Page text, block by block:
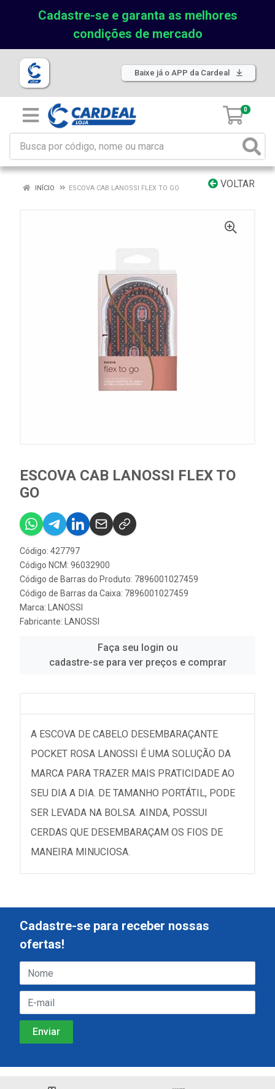
Cadastre-se e garanta as melhores
condições de mercado
Baixe já o APP da Cardeal
0
VOLTAR
INÍCIO ESCOVA CAB LANOSSI FLEX TO GO
ESCOVA CAB LANOSSI FLEX TO
GO
Código: 427797
Código NCM: 96032900
Código de Barras do Produto: 7896001027459
Código de Barras da Caixa: 7896001027459
Marca:
LANOSSI
Fabricante:
LANOSSI
Faça seu login ou
cadastre-se para ver preços e comprar
A ESCOVA DE CABELO DESEMBARAÇANTE
POCKET ROSA LANOSSI É UMA SOLUÇÃO DA
MARCA PARA TRAZER MAIS PRATICIDADE AO
SEU DIA A DIA. DE TAMANHO PORTÁTIL, PODE
SER LEVADA NA BOLSA. AINDA, POSSUI
CERDAS QUE DESEMBARAÇAM OS FIOS DE
MANEIRA MINUCIOSA.
Cadastre-se para receber nossas
ofertas!